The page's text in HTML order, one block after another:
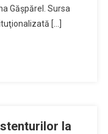
Găşpărel. Sursa
[…]
la